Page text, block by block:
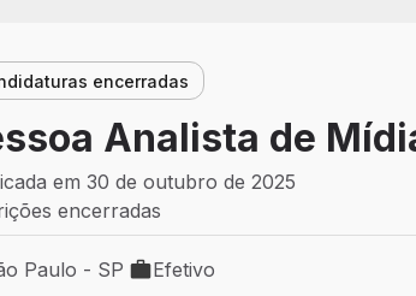
encerradas
Analista de
em 30 de outubro de 2025
encerradas
de trabalho: São Paulo - SP
Paulo - SP
Tipo de vaga: Efetivo
Efetivo